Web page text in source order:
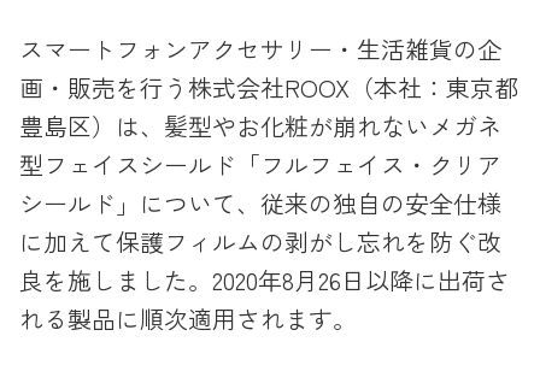
スマートフォンアクセサリー・生活雑貨の企
画・販売を行う株式会社ROOX（本社：東京都
豊島区）は、髪型やお化粧が崩れないメガネ
型フェイスシールド「フルフェイス・クリア
シールド」について、従来の独自の安全仕様
に加えて保護フィルムの剥がし忘れを防ぐ改
良を施しました。2020年8月26日以降に出荷さ
れる製品に順次適用されます。